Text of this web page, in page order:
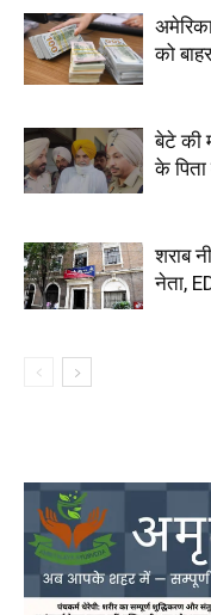
को
बेटे की
के
शराब
नेता,